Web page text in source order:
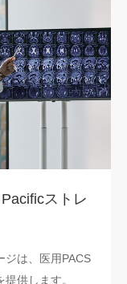
ストレ
ジは、医用PACS
供します。